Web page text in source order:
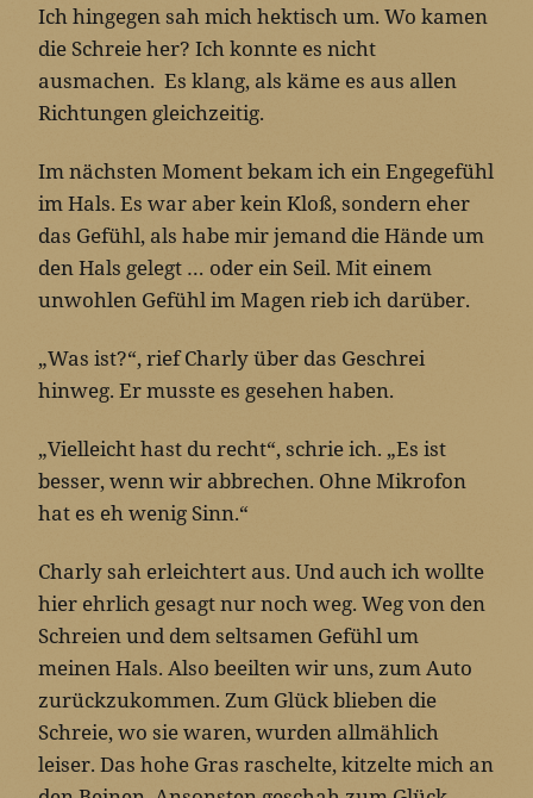
Ich hingegen sah mich hektisch um. Wo kamen
die Schreie her? Ich konnte es nicht
ausmachen. Es klang, als käme es aus allen
Richtungen gleichzeitig.
Im nächsten Moment bekam ich ein Engegefühl
im Hals. Es war aber kein Kloß, sondern eher
das Gefühl, als habe mir jemand die Hände um
den Hals gelegt … oder ein Seil. Mit einem
unwohlen Gefühl im Magen rieb ich darüber.
„Was ist?“, rief Charly über das Geschrei
hinweg. Er musste es gesehen haben.
„Vielleicht hast du recht“, schrie ich. „Es ist
besser, wenn wir abbrechen. Ohne Mikrofon
hat es eh wenig Sinn.“
Charly sah erleichtert aus. Und auch ich wollte
hier ehrlich gesagt nur noch weg. Weg von den
Schreien und dem seltsamen Gefühl um
meinen Hals. Also beeilten wir uns, zum Auto
zurückzukommen. Zum Glück blieben die
Schreie, wo sie waren, wurden allmählich
leiser. Das hohe Gras raschelte, kitzelte mich an